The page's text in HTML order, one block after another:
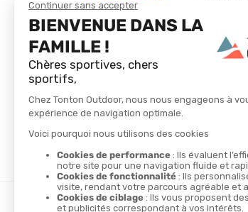
4.8/5
Basé sur4 333avis des 12 derniers mois
Voir tous les avis
PAIEMENT SÉCURISÉ